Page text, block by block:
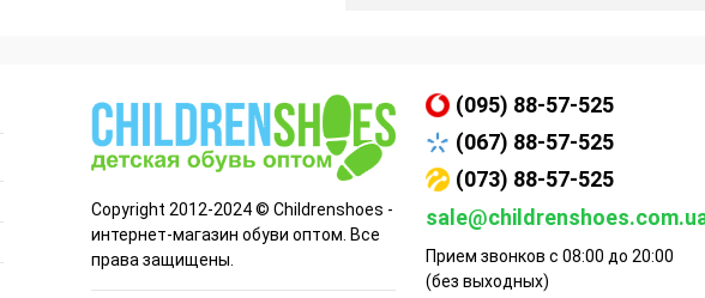
Copyright 2012-2024 © Childrenshoes -
интернет-магазин обуви оптом. Все
права защищены.
(095) 88-57-525
(067) 88-57-525
(073) 88-57-525
Прием звонков с 08:00 до 20:00
(без выходных)